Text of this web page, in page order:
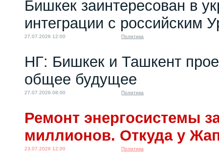
Бишкек заинтересован в
интеграции с российским
27.07.2026 12:00 Политика
НГ: Бишкек и Ташкент
общее будущее
27.07.2026 08:00 Политика
Ремонт энергосистемы
миллионов. Откуда у
23.07.2026 12:00 Политика